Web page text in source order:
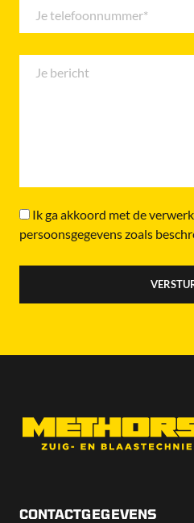
Ik ga akkoord met de
persoonsgegevens zoals
CONTACTGEGEVENS